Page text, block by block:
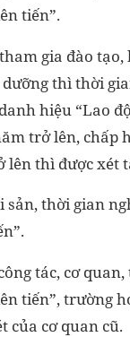
tiến”.
gia đào
dưỡng thì thời
hiệu “Lao
trở lên, chấp
thì được xét
sản, thời gian
tác, cơ
tiến”, trường
của cơ quan cũ.